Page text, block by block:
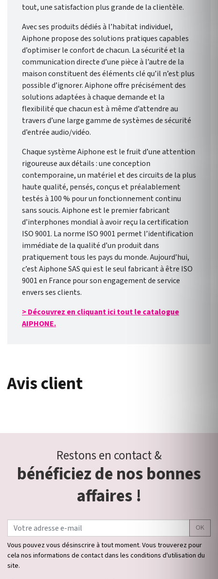
tout, une satisfaction plus grande de la clientèle.
Avec ses produits dédiés à l’habitat individuel,
Aiphone propose des solutions pratiques capables
d’optimiser le confort de chacun. La sécurité et la
communication directe d’une pièce à l’autre de la
maison constituent des éléments clé qu’il n’est plus
possible d’ignorer. Aiphone offre précisément des
solutions adaptées à chaque demande et la
flexibilité que chacun est à même d’attendre au
travers d’une large gamme de systèmes de sécurité
d’entrée audio/vidéo.
Chaque système Aiphone est le fruit d’une attention
rigoureuse aux détails : une conception
contemporaine, un matériel et des circuits de la plus
haute qualité, pensés, conçus et préalablement
testés à 100 % pour un fonctionnement continu
sans soucis. Aiphone est le premier fabricant
d’interphones mondial à avoir reçu la certification
ISO 9001. La norme ISO 9001 permet l’identification
immédiate de la qualité d’un produit dans
pratiquement tous les pays du monde. Aujourd’hui,
c’est Aiphone SAS qui est le seul fabricant à être ISO
9001 en France pour son engagement de service
envers ses clients.
> Découvrez en cliquant ici tout le catalogue
AIPHONE.
Avis client
Restons en contact &
bénéficiez de nos bonnes
affaires !
OK
Vous pouvez vous désinscrire à tout moment. Vous trouverez pour
cela nos informations de contact dans les conditions d'utilisation du
site.